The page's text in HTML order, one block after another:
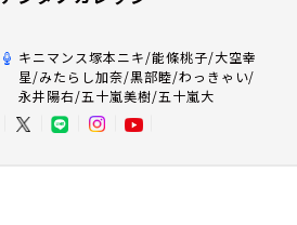
キニマンス塚本ニキ/能條桃子/大空幸
星/みたらし加奈/黒部睦/わっきゃい/
永井陽右/五十嵐美樹/五十嵐大